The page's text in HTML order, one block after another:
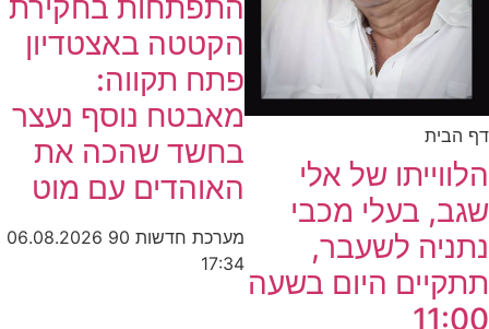
של אלי
בעלי מכבי
לשעבר,
היום בשעה
הקטטה באצטדיון
פתח תקווה:
מאבטח נוסף נעצר
בחשד שהכה את
האוהדים עם מוט
מערכת חדשות 90
06.08.2026